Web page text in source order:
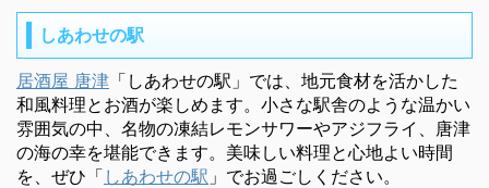
しあわせの駅
居酒屋 唐津 「しあわせの駅」では、地元食材を活かした
和風料理とお酒が楽しめます。小さな駅舎のような温かい
雰囲気の中、名物の凍結レモンサワーやアジフライ、唐津
の海の幸を堪能できます。美味しい料理と心地よい時間
を、ぜひ「 しあわせの駅 」でお過ごしください。